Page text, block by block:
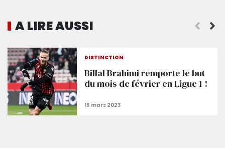
A LIRE AUSSI
DISTINCTION
Billal Brahimi remporte le but
du mois de février en Ligue 1 !
Brahimi : « Super heureux, surtout pour la victoire »